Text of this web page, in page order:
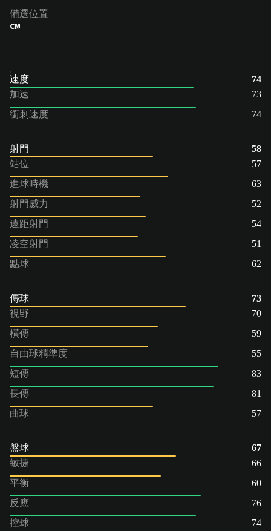
備選位置
CM
速度
74
加速
73
衝刺速度
74
射門
58
站位
57
進球時機
63
射門威力
52
遠距射門
54
凌空射門
51
點球
62
傳球
73
視野
70
橫傳
59
自由球精準度
55
短傳
83
長傳
81
曲球
57
盤球
67
敏捷
66
平衡
60
反應
76
控球
74